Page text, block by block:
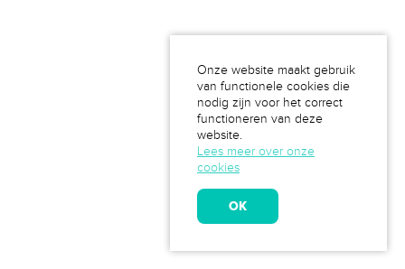
Onze website maakt gebruik
van functionele cookies die
nodig zijn voor het correct
functioneren van deze
website.
Lees meer over onze
cookies
OK